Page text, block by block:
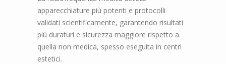
apparecchiature più potenti e protocolli
validati scientificamente, garantendo risultati
più duraturi e sicurezza maggiore rispetto a
quella non medica, spesso eseguita in centri
estetici.